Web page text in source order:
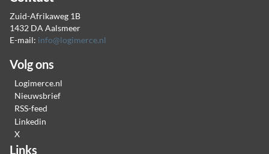
Zuid-Afrikaweg 1B
1432 DA Aalsmeer
E-mail: info@logimerce.nl
Volg ons
Logimerce.nl
Nieuwsbrief
RSS-feed
Linkedin
X
Links